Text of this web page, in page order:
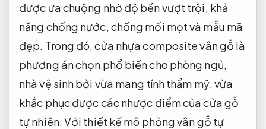
được ưa chuộng nhờ độ bền vượt trội, khả
năng chống nước, chống mối mọt và mẫu mã
đẹp. Trong đó, cửa nhựa composite vân gỗ là
phương án chọn phổ biến cho phòng ngủ,
nhà vệ sinh bởi vừa mang tính thẩm mỹ, vừa
khắc phục được các nhược điểm của cửa gỗ
tự nhiên. Với thiết kế mô phỏng vân gỗ tự